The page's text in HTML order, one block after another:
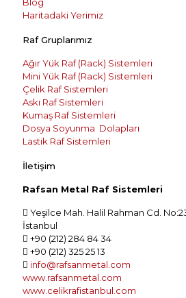
Haritadaki Yerimiz
Raf Gruplarımız
Ağır Yük Raf (Rack) Sistemleri
Mini Yük Raf (Rack) Sistemleri
Çelik Raf Sistemleri
Askı Raf Sistemleri
Kumaş Raf Sistemleri
Dosya Soyunma Dolapları
Lastik Raf Sistemleri
İletişim
Rafsan Metal Raf Sistemleri
Yeşilce Mah. Halil Rahman Cd.
İstanbul
+90 (212) 284 84 34
+90 (212) 325 25 13
info@rafsanmetal.com
www.rafsanmetal.com
www.celikrafistanbul.com